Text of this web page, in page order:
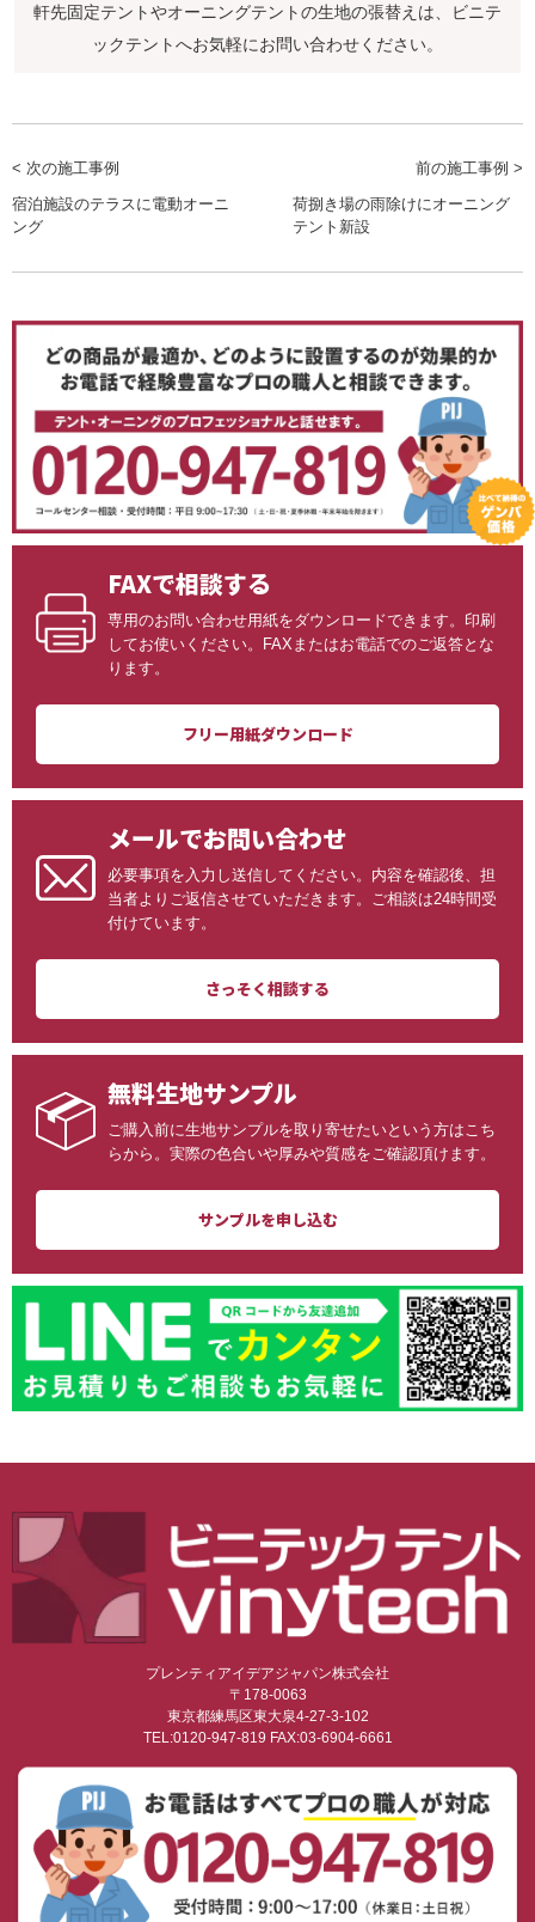
軒先固定テントやオーニングテントの生地の張替えは、ビニテ
ックテントへお気軽にお問い合わせください。
< 次の施工事例
宿泊施設のテラスに電動オーニ
ング
前の施工事例 >
荷捌き場の雨除けにオーニング
テント新設
FAXで相談する
専用のお問い合わせ用紙をダウンロードできます。印刷
してお使いください。FAXまたはお電話でのご返答とな
ります。
フリー用紙ダウンロード
メールでお問い合わせ
必要事項を入力し送信してください。内容を確認後、担
当者よりご返信させていただきます。ご相談は24時間受
付けています。
さっそく相談する
無料生地サンプル
ご購入前に生地サンプルを取り寄せたいという方はこち
らから。実際の色合いや厚みや質感をご確認頂けます。
サンプルを申し込む
プレンティアイデアジャパン株式会社
〒178-0063
東京都練馬区東大泉4-27-3-102
TEL:0120-947-819 FAX:03-6904-6661